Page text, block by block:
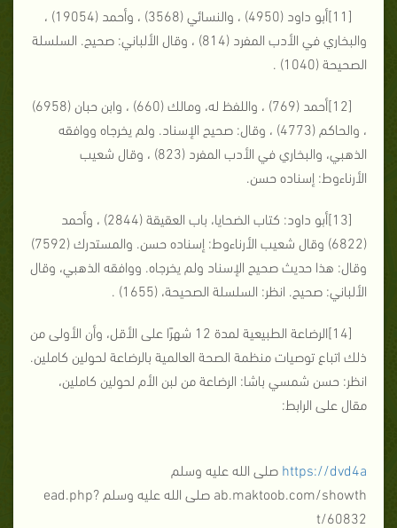
[11]أبو داود (4950) ، والنسائي (3568) ، وأحمد (19054) ،
والبخاري في الأدب المفرد (814) ، وقال الألباني: صحيح. السلسلة
الصحيحة (1040) .
[12]أحمد (769) ، واللفظ له، ومالك (660) ، وابن حبان (6958)
، والحاكم (4773) ، وقال: صحيح الإسناد. ولم يخرجاه ووافقه
الذهبي، والبخاري في الأدب المفرد (823) ، وقال شعيب
الأرناءوط: إسناده حسن.
[13]أبو داود: كتاب الضحايا، باب العقيقة (2844) ، وأحمد
(6822) وقال شعيب الأرناءوط: إسناده حسن. والمستدرك (7592)
وقال: هذا حديث صحيح الإسناد ولم يخرجاه. ووافقه الذهبي، وقال
الألباني: صحيح. انظر: السلسلة الصحيحة، (1655) .
[14]الرضاعة الطبيعية لمدة 12 شهرًا على الأقل، وأن الأولى من
ذلك اتباع توصيات منظمة الصحة العالمية بالرضاعة لحولين كاملين.
انظر: حسن شمسي باشا: الرضاعة من لبن الأم لحولين كاملين،
مقال على الرابط:
https://dvd4a صلى الله عليه وسلم
ab.maktoob.com/showth صلى الله عليه وسلم ead.php?
t/60832